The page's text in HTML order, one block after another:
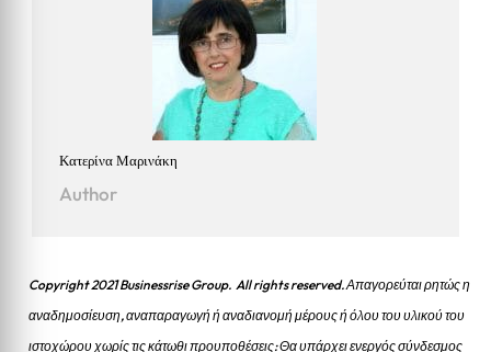
Κατερίνα Μαρινάκη
Author
Copyright 2021 Businessrise Group. All rights reserved. Απαγορεύται ρητώς η
αναδημοσίευση, αναπαραγωγή ή αναδιανομή μέρους ή όλου του υλικού του
ιστοχώρου χωρίς τις κάτωθι προυποθέσεις: Θα υπάρχει ενεργός σύνδεσμος